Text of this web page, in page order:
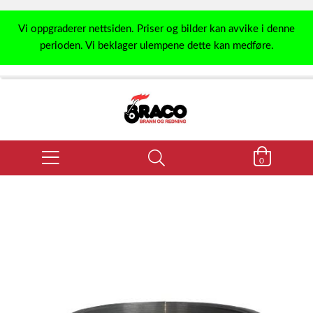
Vi oppgraderer nettsiden. Priser og bilder kan avvike i denne
perioden. Vi beklager ulempene dette kan medføre.
0